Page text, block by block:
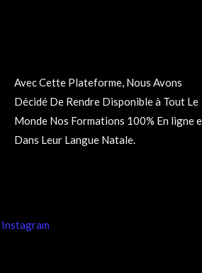
Dans Leur Langue Natale.
Instagram